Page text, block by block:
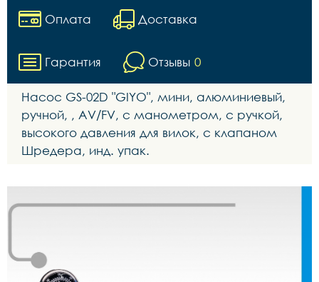
Оплата Доставка
Гарантия Отзывы 0
Насос GS-02D "GIYO", мини, алюминиевый,
ручной, , AV/FV, с манометром, с ручкой,
высокого давления для вилок, с клапаном
Шредера, инд. упак.